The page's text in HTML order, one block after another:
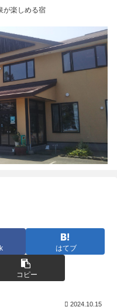
が楽しめる宿
はてブ
コピー
2024.10.15